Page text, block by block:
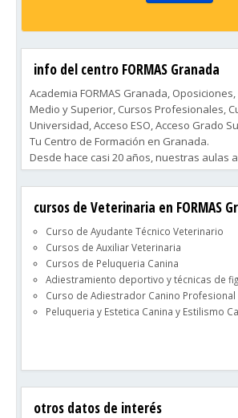
info del centro FORMAS Granada
Academia FORMAS Granada,
Medio y Superior, Cursos Profesionales,
Universidad, Acceso ESO, Acceso Grado
Tu Centro de Formación en Granada.
Desde hace casi 20 años, nuestras aulas
a cientos de alumnos que buscan una
realizando uno de nuestros cursos
titulaciones oficiales de FP. Formas es
cursos de Veterinaria en FORMAS
Curso de Ayudante Técnico Veterinario
Cursos de Auxiliar Veterinaria
Cursos de Peluqueria Canina
Adiestramiento deportivo y técnicas de
Curso de Adiestrador Canino Profesional
Peluqueria y Estetica Canina y Estilismo
otros datos de interés